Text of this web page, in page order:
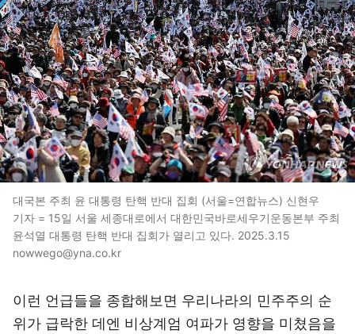
대국본 주최 윤 대통령 탄핵 반대 집회 (서울=연합뉴스) 신현우
기자 = 15일 서울 세종대로에서 대한민국바로세우기운동본부 주최
윤석열 대통령 탄핵 반대 집회가 열리고 있다. 2025.3.15
nowwego@yna.co.kr
이런 언급들을 종합해보면 우리나라의 민주주의 순
위가 급락한 데엔 비상계엄 여파가 영향을 미쳤음을